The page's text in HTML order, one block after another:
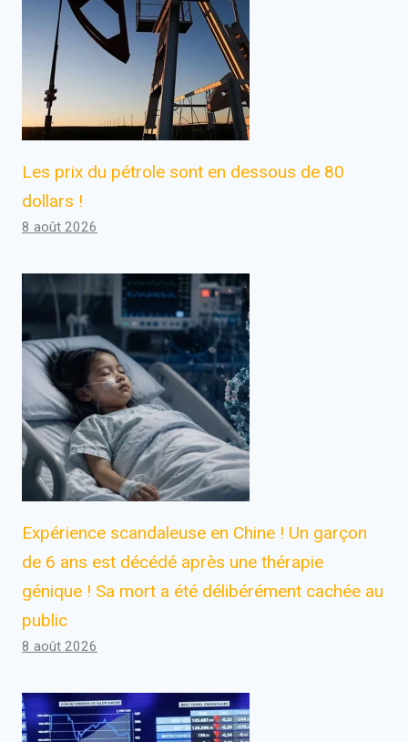
Les prix du pétrole sont en dessous de 80
dollars !
8 août 2026
Expérience scandaleuse en Chine ! Un garçon
de 6 ans est décédé après une thérapie
génique ! Sa mort a été délibérément cachée au
public
8 août 2026